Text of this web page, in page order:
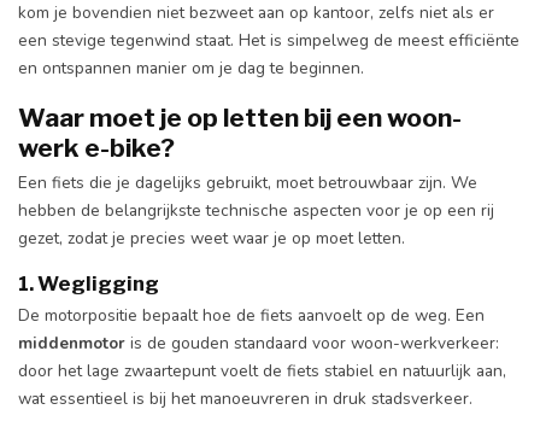
kom je bovendien niet bezweet aan op kantoor, zelfs niet als er
een stevige tegenwind staat. Het is simpelweg de meest efficiënte
en ontspannen manier om je dag te beginnen.
Waar moet je op letten bij een woon-
werk e-bike?
Een fiets die je dagelijks gebruikt, moet betrouwbaar zijn. We
hebben de belangrijkste technische aspecten voor je op een rij
gezet, zodat je precies weet waar je op moet letten.
1. Wegligging
De motorpositie bepaalt hoe de fiets aanvoelt op de weg. Een
middenmotor is de gouden standaard voor woon-werkverkeer:
door het lage zwaartepunt voelt de fiets stabiel en natuurlijk aan,
wat essentieel is bij het manoeuvreren in druk stadsverkeer.